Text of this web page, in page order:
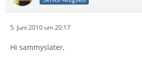
5. Juni 2010 um 20:17
Hi sammyslater,